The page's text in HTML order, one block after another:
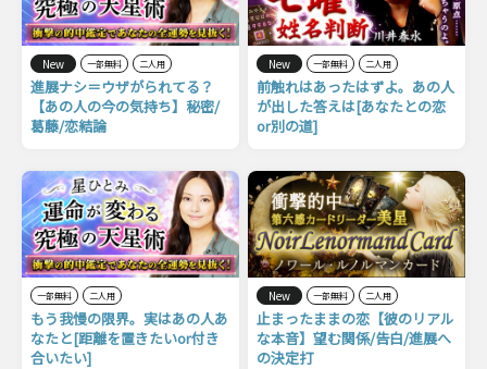
New 一部無料 二人用
進展ナシ＝ウザがられてる？
【あの人の今の気持ち】秘密/
葛藤/恋結論
New 一部無料 二人用
前触れはあったはずよ。あの人
が出した答えは[あなたとの恋
or別の道]
一部無料 二人用
もう我慢の限界。実はあの人あ
なたと[距離を置きたいor付き
合いたい]
New 一部無料 二人用
止まったままの恋【彼のリアル
な本音】望む関係/告白/進展へ
の決定打